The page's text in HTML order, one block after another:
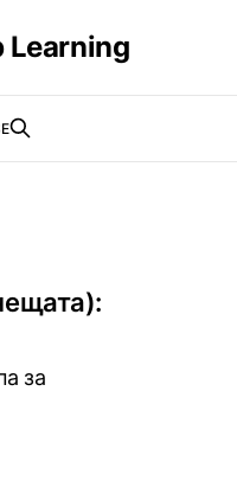
Learning
за